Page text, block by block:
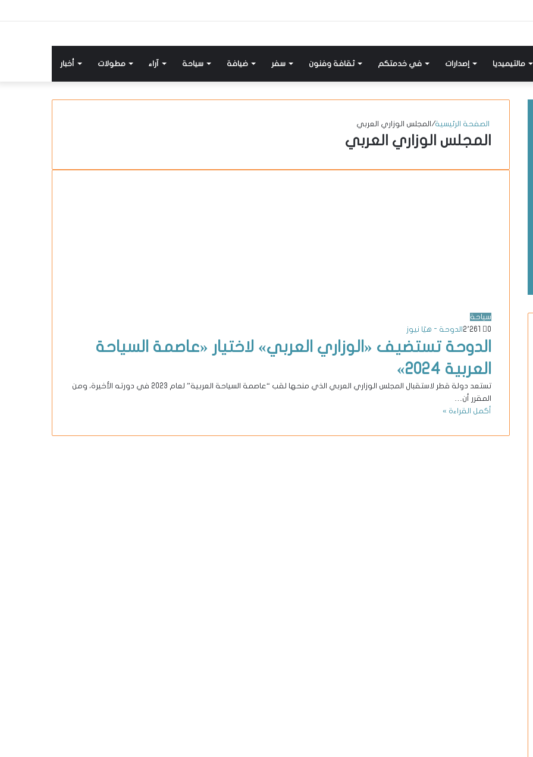
أخبار مطولات آراء سياحة ضيافة سفر ثقافة وفنون في خدمتكم إصدارات مالتيميديا
الصفحة الرئيسية/ المجلس الوزاري العربي
المجلس الوزاري العربي
سياحة
الدوحة - هيّا نيوز
0
الدوحة تستضيف «الوزاري العربي» لاختيار «عاصمة السياحة
العربية 2024»
تستعد دولة قطر لاستقبال المجلس الوزاري العربي الذي منحها لقب “عاصمة السياحة العربية” لعام 2023 في دورته الأخيرة، ومن
المقرر أن…
أكمل القراءة »